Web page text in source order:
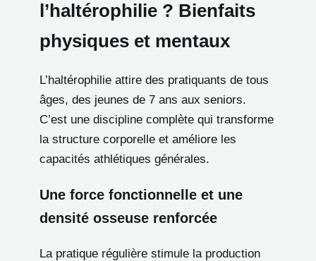
l’haltérophilie ? Bienfaits
physiques et mentaux
L’haltérophilie attire des pratiquants de tous
âges, des jeunes de 7 ans aux seniors.
C’est une discipline complète qui transforme
la structure corporelle et améliore les
capacités athlétiques générales.
Une force fonctionnelle et une
densité osseuse renforcée
La pratique régulière stimule la production